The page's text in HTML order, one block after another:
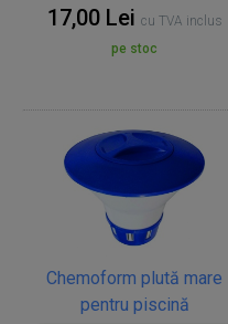
17,00 Lei cu TVA inclus
pe stoc
Chemoform plută mare
pentru piscină